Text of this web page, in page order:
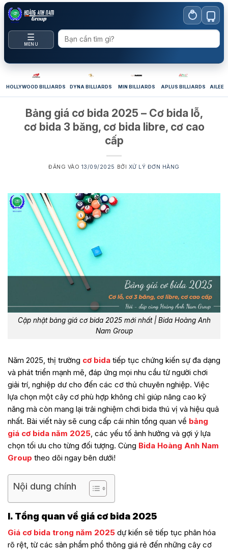
Bỏ
qua
nội
☰
MENU
HOLLYWOOD BILLIARDS DYNA BILLIARDS MIN BILLIARDS APLUS BILLIARDS
Bảng giá cơ bida 2025 – Cơ bida lỗ,
cơ bida 3 băng, cơ bida libre, cơ cao
cấp
ĐĂNG VÀO 13/09/2025 BỞI XỬ LÝ ĐƠN HÀNG
Cập nhật bảng giá cơ bida 2025 mới nhất | Bida Hoàng Anh
Nam Group
Năm 2025, thị trường cơ bida tiếp tục chứng kiến sự đa dạng
và phát triển mạnh mẽ, đáp ứng mọi nhu cầu từ người chơi
giải trí, nghiệp dư cho đến các cơ thủ chuyên nghiệp. Việc
lựa chọn một cây cơ phù hợp không chỉ giúp nâng cao kỹ
năng mà còn mang lại trải nghiệm chơi bida thú vị và hiệu quả
nhất. Bài viết này sẽ cung cấp cái nhìn tổng quan về bảng
giá cơ bida năm 2025, các yếu tố ảnh hưởng và gợi ý lựa
chọn tối ưu cho từng đối tượng. Cùng Bida Hoàng Anh Nam
Group theo dõi ngay bên dưới!
Nội dung chính
I. Tổng quan về giá cơ bida 2025
Giá cơ bida trong năm 2025 dự kiến sẽ tiếp tục phân hóa
rõ rệt, từ các sản phẩm phổ thông giá rẻ đến những cây cơ